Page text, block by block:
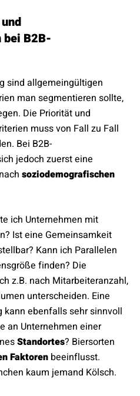
B2B-
sind allgemeingültigen
man segmentieren sollte,
Die Priorität und
muss von Fall zu Fall
Bei B2B-
jedoch zuerst eine
soziodemografischen
ich Unternehmen mit
Ist eine Gemeinsamkeit
Kann ich Parallelen
finden? Die
z.B. nach Mitarbeiteranzahl,
unterscheiden. Eine
kann ebenfalls sehr sinnvoll
an Unternehmen einer
Standortes? Biersorten
Faktoren beeinflusst.
kaum jemand Kölsch.